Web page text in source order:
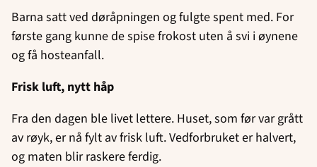
Barna satt ved døråpningen og fulgte spent med. For
første gang kunne de spise frokost uten å svi i øynene
og få hosteanfall.
Frisk luft, nytt håp
Fra den dagen ble livet lettere. Huset, som før var grått
av røyk, er nå fylt av frisk luft. Vedforbruket er halvert,
og maten blir raskere ferdig.